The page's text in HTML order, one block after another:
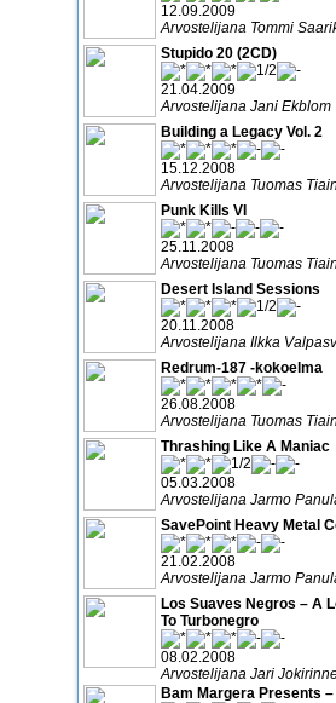
12.09.2009
Arvostelijana Tommi
Stupido 20 (2CD)
21.04.2009
Arvostelijana Jani Ekblom
Building a Legacy Vol. 2
15.12.2008
Arvostelijana Tuomas
Punk Kills VI
25.11.2008
Arvostelijana Tuomas
Desert Island Sessions
20.11.2008
Arvostelijana Ilkka
Redrum-187 -kokoelma
26.08.2008
Arvostelijana Tuomas
Thrashing Like A Maniac
05.03.2008
Arvostelijana Jarmo
SavePoint Heavy Metal
21.02.2008
Arvostelijana Jarmo
Los Suaves Negros – A
To Turbonegro
08.02.2008
Arvostelijana Jari
Bam Margera Presents